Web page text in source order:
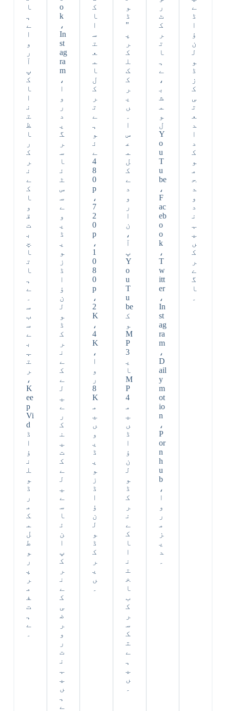
ے
ڈ
ا
ؤ
ن
ل
و
ڈ
ز
ک
ی
ت
ع
د
ا
د
ک
و
م
ح
د
و
د
ن
ہ
ی
ں
ک
ر
ے
گ
ا
ر
ٹ
ک
ر
ت
ا
ہ
ے
،
ب
ش
م
و
ل
Y
o
u
T
u
be
،
F
ac
eb
o
o
k
،
T
w
itt
er
،
In
st
ag
ra
m
،
D
ail
y
m
ot
io
n
،
P
or
n
h
u
b
،
ا
و
ر
م
ز
ی
د
و
ڈ
"
پ
ر
ک
ل
ک
ک
ر
ی
ں
ا
س
ع
م
ل
ک
ے
د
و
ر
ا
ن
،
آ
پ
Y
o
u
T
u
be
ک
و
M
P
3
ی
ا
M
P
4
م
ی
ں
ڈ
ا
ؤ
ن
ل
و
ڈ
ک
ر
ن
ے
ک
ا
ا
ن
ت
خ
ا
ب
ک
ر
س
ک
ت
ے
ہ
ی
ں
ک
ا
ا
س
ت
ع
م
ا
ل
ک
ر
ت
ے
ہ
و
ئ
ے
4
8
0
p
،
7
2
0
p
،
1
0
8
0
p
،
2
K
،
4
K
،
ا
و
ر
8
K
م
ی
ں
و
ی
ڈ
ی
و
ز
ڈ
ا
ؤ
ن
ل
و
ڈ
ک
ر
ی
ں
o
k
،
In
st
ag
ra
m
،
ا
و
ر
د
ی
گ
ر
س
ا
ئ
ٹ
س
س
ے
و
ی
ڈ
ی
و
ز
ڈ
ا
ؤ
ن
ل
و
ڈ
ک
ر
ن
ے
ک
ے
ل
ی
ے
ر
ک
ن
ی
ت
ک
ے
ل
ی
ے
س
ا
ئ
ن
ا
پ
ک
ر
ن
ے
ک
ی
ض
ر
و
ر
ت
ن
ہ
ی
ں
ہ
ے
ا
ہ
ے
ا
و
ر
آ
پ
ک
ا
ا
ن
ت
ظ
ا
ر
ک
ر
ن
ے
ک
ا
و
ق
ت
ب
چ
ا
ت
ا
ہ
ے
س
ب
س
ے
ب
ہ
ت
ر
،
K
ee
p
Vi
d
ڈ
ا
ؤ
ن
ل
و
ڈ
ر
م
ک
م
ل
ط
و
ر
پ
ر
م
ف
ت
ہ
ے